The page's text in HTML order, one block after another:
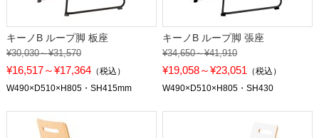
キーノB ループ脚 板座
¥30,030～¥31,570
¥16,517～¥17,364（税込）
W490×D510×H805・SH415mm
キーノB ループ脚 張座
¥34,650～¥41,910
¥19,058～¥23,051 （税込）
W490×D510×H805・SH430